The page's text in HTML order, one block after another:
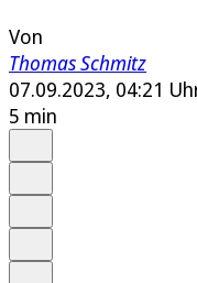
Von
Thomas Schmitz
07.09.2023, 04:21
5 min